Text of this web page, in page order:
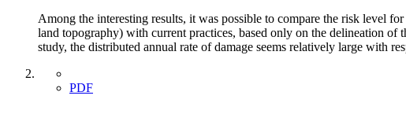
Among the interesting results, it was possible to compare the risk level
land topography) with current practices, based only on the delineation of
study, the distributed annual rate of damage seems relatively large with
PDF